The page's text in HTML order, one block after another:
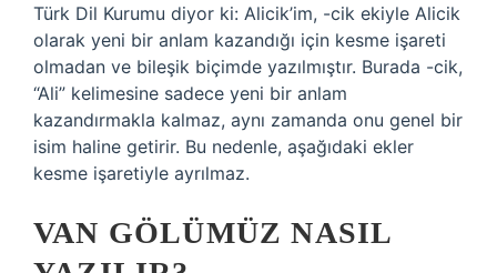
Türk Dil Kurumu diyor ki: Alicik’im, -cik ekiyle Alicik
olarak yeni bir anlam kazandığı için kesme işareti
olmadan ve bileşik biçimde yazılmıştır. Burada -cik,
“Ali” kelimesine sadece yeni bir anlam
kazandırmakla kalmaz, aynı zamanda onu genel bir
isim haline getirir. Bu nedenle, aşağıdaki ekler
kesme işaretiyle ayrılmaz.
VAN GÖLÜMÜZ NASIL